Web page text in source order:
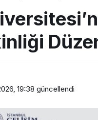
19:38 güncellendi